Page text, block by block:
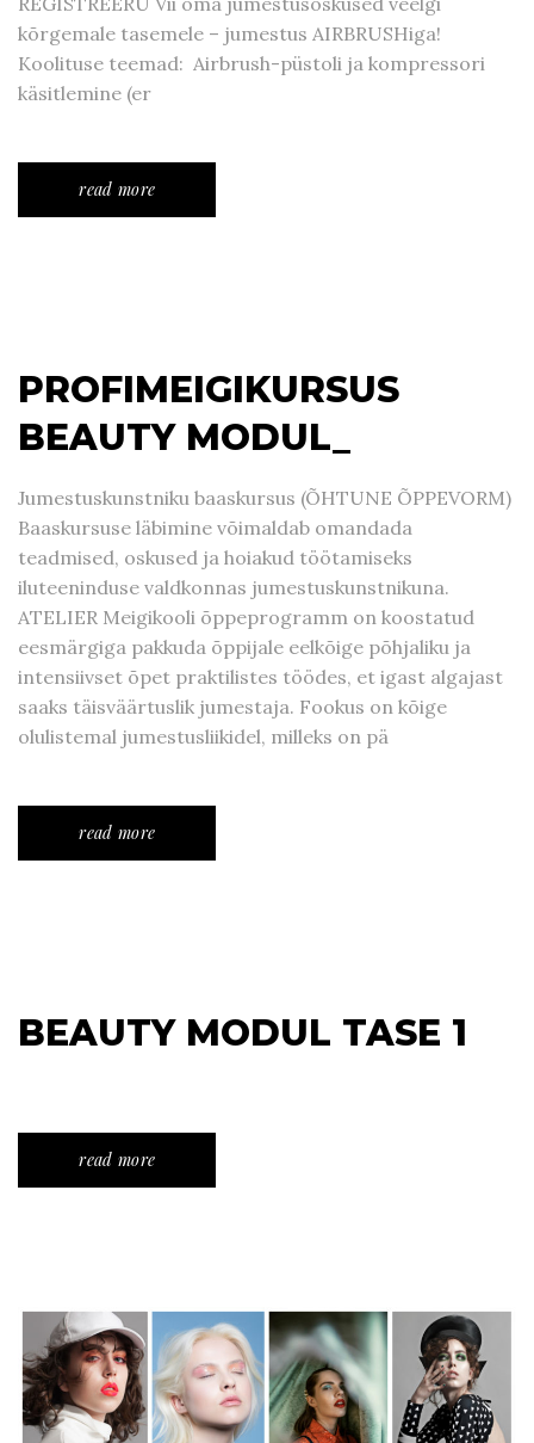
kõrgemale tasemele – jumestus AIRBRUSHiga!
Koolituse teemad: Airbrush-püstoli ja kompressori
käsitlemine (er
read more
PROFIMEIGIKURSUS
BEAUTY MODUL_
Jumestuskunstniku baaskursus (ÕHTUNE ÕPPEVORM)
Baaskursuse läbimine võimaldab omandada
teadmised, oskused ja hoiakud töötamiseks
iluteeninduse valdkonnas jumestuskunstnikuna.
ATELIER Meigikooli õppeprogramm on koostatud
eesmärgiga pakkuda õppijale eelkõige põhjaliku ja
intensiivset õpet praktilistes töödes, et igast algajast
saaks täisväärtuslik jumestaja. Fookus on kõige
olulistemal jumestusliikidel, milleks on pä
read more
BEAUTY MODUL TASE 1
read more